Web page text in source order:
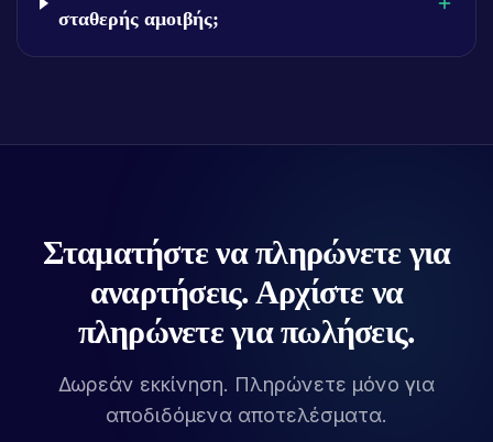
σταθερής αμοιβής;
Σταματήστε να πληρώνετε για
αναρτήσεις. Αρχίστε να
πληρώνετε για πωλήσεις.
Δωρεάν εκκίνηση. Πληρώνετε μόνο για
αποδιδόμενα αποτελέσματα.